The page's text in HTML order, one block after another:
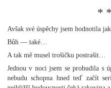
*
Avšak své úspěchy jsem hodnotila
Bůh — také…
A tak mě musel trošičku postrašit…
Jednou v noci jsem se probudila s
nebudu schopna hned teď začít